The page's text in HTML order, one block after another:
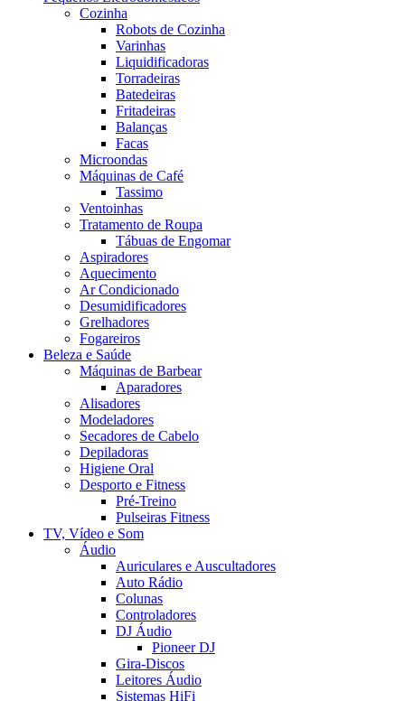
Cozinha
Robots de Cozinha
Varinhas
Liquidificadoras
Torradeiras
Batedeiras
Fritadeiras
Balanças
Facas
Microondas
Máquinas de Café
Tassimo
Ventoinhas
Tratamento de Roupa
Tábuas de Engomar
Aspiradores
Aquecimento
Ar Condicionado
Desumidificadores
Grelhadores
Fogareiros
Beleza e Saúde
Máquinas de Barbear
Aparadores
Alisadores
Modeladores
Secadores de Cabelo
Depiladoras
Higiene Oral
Desporto e Fitness
Pré-Treino
Pulseiras Fitness
TV, Vídeo e Som
Áudio
Auriculares e Auscultadores
Auto Rádio
Colunas
Controladores
DJ Áudio
Pioneer DJ
Gira-Discos
Leitores Áudio
Sistemas HiFi